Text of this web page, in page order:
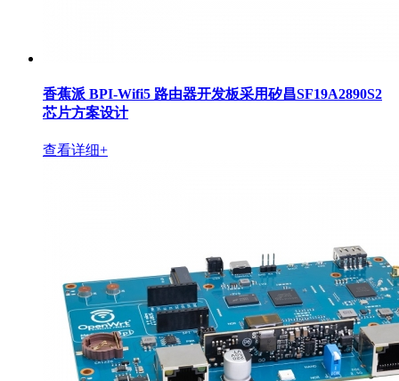
香蕉派 BPI-Wifi5 路由器开发板采用矽昌SF19A2890S2
芯片方案设计
查看详细+